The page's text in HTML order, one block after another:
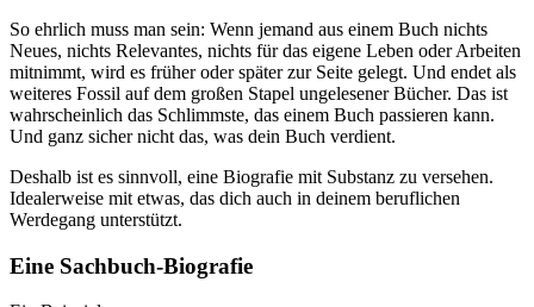
So ehrlich muss man sein: Wenn jemand aus einem Buch nichts
Neues, nichts Relevantes, nichts für das eigene Leben oder Arbeiten
mitnimmt, wird es früher oder später zur Seite gelegt. Und endet als
weiteres Fossil auf dem großen Stapel ungelesener Bücher. Das ist
wahrscheinlich das Schlimmste, das einem Buch passieren kann.
Und ganz sicher nicht das, was dein Buch verdient.
Deshalb ist es sinnvoll, eine Biografie mit Substanz zu versehen.
Idealerweise mit etwas, das dich auch in deinem beruflichen
Werdegang unterstützt.
Eine Sachbuch-Biografie